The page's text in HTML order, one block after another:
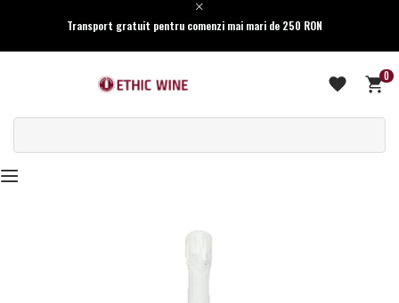
Transport gratuit pentru comenzi mai mari de 250 RON
0